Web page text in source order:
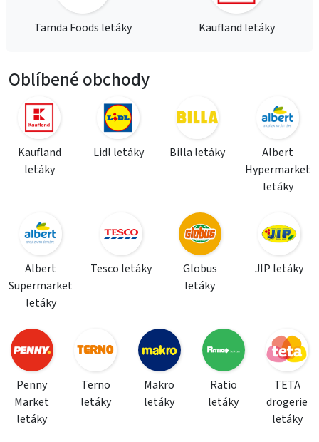
Tamda Foods letáky Kaufland letáky
Oblíbené obchody
Kaufland
letáky
Lidl letáky Billa letáky
Albert
Hypermarket
letáky
Albert
Supermarket
letáky
Tesco letáky
Globus
letáky
JIP letáky
Penny
Market
letáky
Terno
letáky
Makro
letáky
Ratio
letáky
TETA
drogerie
letáky